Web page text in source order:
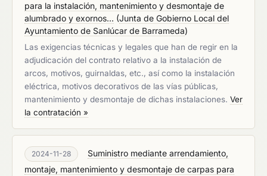
para la instalación, mantenimiento y desmontaje de
alumbrado y exornos... (Junta de Gobierno Local del
Ayuntamiento de Sanlúcar de Barrameda)
Las exigencias técnicas y legales que han de regir en la
adjudicación del contrato relativo a la instalación de
arcos, motivos, guirnaldas, etc., así como la instalación
eléctrica, motivos decorativos de las vías públicas,
mantenimiento y desmontaje de dichas instalaciones. Ver
la contratación »
2024-11-28
Suministro mediante arrendamiento,
montaje, mantenimiento y desmontaje de carpas para